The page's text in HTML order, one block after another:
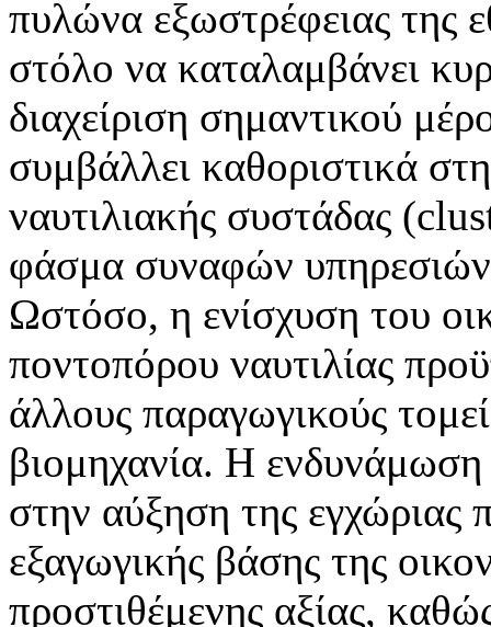
πυλώνα εξωστρέφειας της
στόλο να καταλαμβάνει
διαχείριση σημαντικού
συμβάλλει καθοριστικά
ναυτιλιακής συστάδας
φάσμα συναφών υπηρεσιών
Ωστόσο, η ενίσχυση του
ποντοπόρου ναυτιλίας
άλλους παραγωγικούς
βιομηχανία. Η
στην αύξηση της εγχώριας
εξαγωγικής βάσης της
προστιθέμενης αξίας,